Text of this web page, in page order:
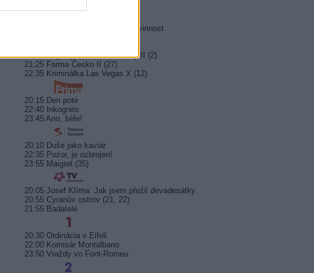
20:00 Hrabě Monte Christo (3/8)
21:50 Jesse Stone: Ztracená nevinnost
20:20 Případy mimořádné Marty II (2)
21:25 Farma Česko II (27)
22:35 Kriminálka Las Vegas X (12)
20:15 Den poté
22:40 Inkognito
23:45 Ano, šéfe!
20:10 Duše jako kaviár
22:35 Pozor, je ozbrojen!
23:55 Maigret (35)
20:05 Josef Klíma: Jak jsem přežil devadesátky
20:55 Cyranův ostrov (21, 22)
21:55 Badatelé
20:30 Ordinácia v Eifeli
22:00 Komisár Montalbano
23:50 Vraždy vo Font-Romeu